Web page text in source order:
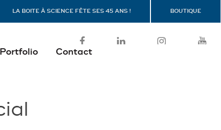
LA BOITE À SCIENCE FÊTE SES 45 ANS ! BOUTIQUE
Portfolio Contact